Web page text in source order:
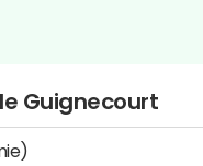
Guignecourt